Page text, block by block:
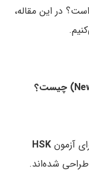
در این مقاله،
آزمونHSK
شده‌اند.